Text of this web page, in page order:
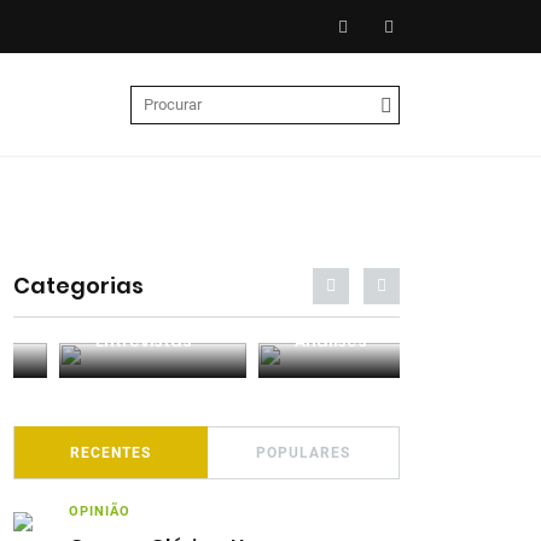
Categorias
Entrevistas Análises
RECENTES POPULARES
OPINIÃO